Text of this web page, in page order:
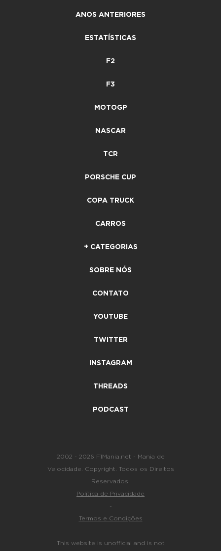
ANOS ANTERIORES
ESTATÍSTICAS
F2
F3
MOTOGP
NASCAR
TCR
PORSCHE CUP
COPA TRUCK
CARROS
+ CATEGORIAS
SOBRE NÓS
CONTATO
YOUTUBE
TWITTER
INSTAGRAM
THREADS
PODCAST
2002 - 2026 F1Mania.net - Mania de
Velocidade. Copyright. Todos os Direitos
Reservados.
Política de Privacidade
-
Termos e Condições
This website is unofficial and is not